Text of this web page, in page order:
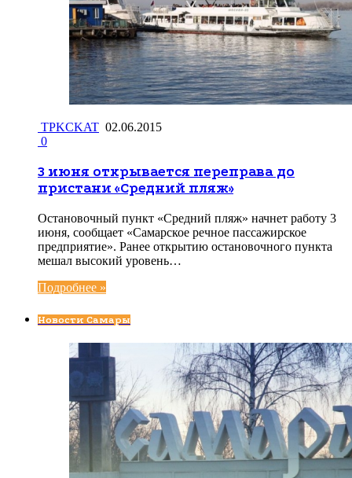
TPKCKAT 02.06.2015
0
3 июня открывается переправа до
пристани «Средний пляж»
Остановочный пункт «Средний пляж» начнет работу 3
июня, сообщает «Самарское речное пассажирское
предприятие». Ранее открытию остановочного пункта
мешал высокий уровень…
Подробнее »
Новости Самары